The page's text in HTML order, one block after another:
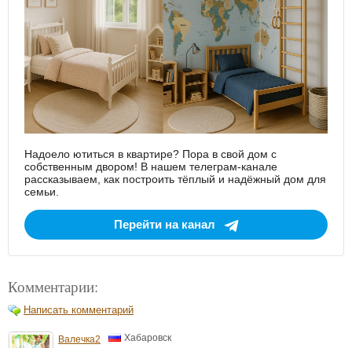
Надоело ютиться в квартире? Пора в свой дом с
собственным двором! В нашем телеграм-канале
рассказываем, как построить тёплый и надёжный дом для
семьи.
Перейти на канал
Комментарии:
Написать комментарий
Валечка2 Хабаровск